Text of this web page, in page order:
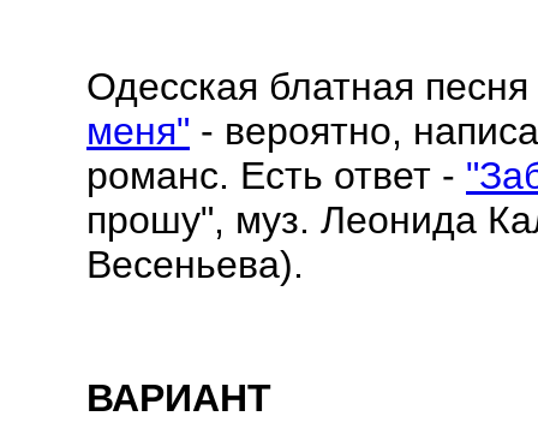
Одесская блатная песня
меня" - вероятно,
романс. Есть ответ -
прошу", муз. Леонида
Весеньева).
ВАРИАНТ